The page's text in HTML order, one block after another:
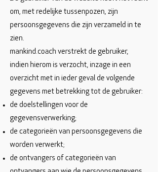
om, met redelijke tussenpozen, zijn
persoonsgegevens die zijn verzameld in te
zien.
mankind.coach verstrekt de gebruiker,
indien hierom is verzocht, inzage in een
overzicht met in ieder geval de volgende
gegevens met betrekking tot de gebruiker:
de doelstellingen voor de
gegevensverwerking;
de categorieën van persoonsgegevens die
worden verwerkt;
de ontvangers of categorieën van